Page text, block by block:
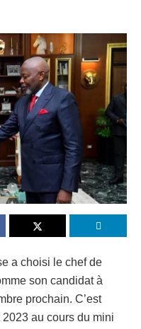
a choisi le chef de
son candidat à
prochain. C’est
2023 au cours du mini